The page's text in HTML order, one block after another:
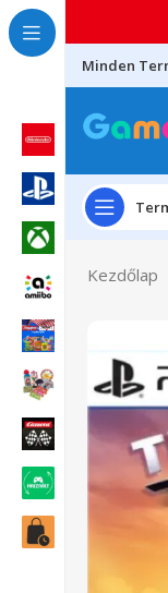
Minden
Kezdőlap